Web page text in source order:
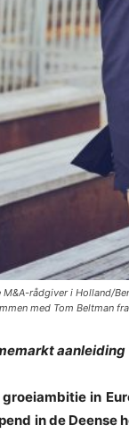
rådgiver i Holland/
med Tom Beltman
in
in de